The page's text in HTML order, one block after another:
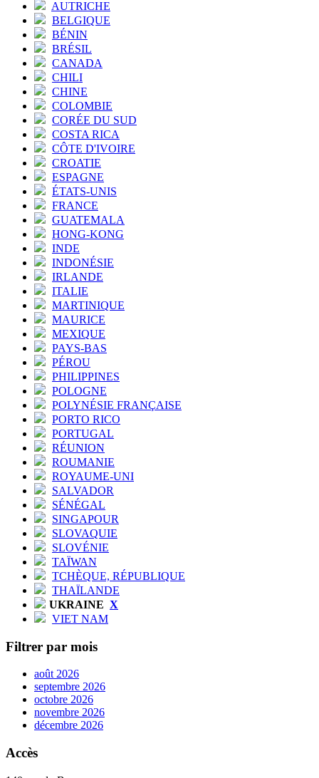
AUTRICHE
BELGIQUE
BÉNIN
BRÉSIL
CANADA
CHILI
CHINE
COLOMBIE
CORÉE DU SUD
COSTA RICA
CÔTE D'IVOIRE
CROATIE
ESPAGNE
ÉTATS-UNIS
FRANCE
GUATEMALA
HONG-KONG
INDE
INDONÉSIE
IRLANDE
ITALIE
MARTINIQUE
MAURICE
MEXIQUE
PAYS-BAS
PÉROU
PHILIPPINES
POLOGNE
POLYNÉSIE FRANÇAISE
PORTO RICO
PORTUGAL
RÉUNION
ROUMANIE
ROYAUME-UNI
SALVADOR
SÉNÉGAL
SINGAPOUR
SLOVAQUIE
SLOVÉNIE
TAÏWAN
TCHÈQUE, RÉPUBLIQUE
THAÏLANDE
UKRAINE X
VIET NAM
Filtrer par mois
août 2026
septembre 2026
octobre 2026
novembre 2026
décembre 2026
Accès